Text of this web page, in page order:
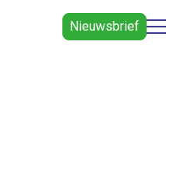
Nieuwsbrief